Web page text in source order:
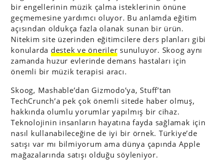
bir engellerinin müzik çalma isteklerinin önüne
geçmemesine yardımcı oluyor. Bu anlamda eğitim
açısından oldukça fazla olanak sunan bir ürün.
Nitekim site üzerinden eğitimcilere ders planları gibi
konularda destek ve öneriler sunuluyor. Skoog aynı
zamanda huzur evlerinde demans hastaları için
önemli bir müzik terapisi aracı.
Skoog, Mashable’dan Gizmodo’ya, Stuff’tan
TechCrunch’a pek çok önemli sitede haber olmuş,
hakkında olumlu yorumlar yapılmış bir cihaz.
Teknolojinin insanların hayatına fayda sağlamak için
nasıl kullanabileceğine de iyi bir örnek. Türkiye’de
satışı var mı bilmiyorum ama dünya çapında Apple
mağazalarında satışı olduğu söyleniyor.